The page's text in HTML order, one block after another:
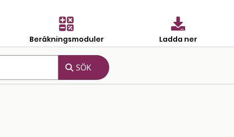
Beräkningsmoduler Ladda ner